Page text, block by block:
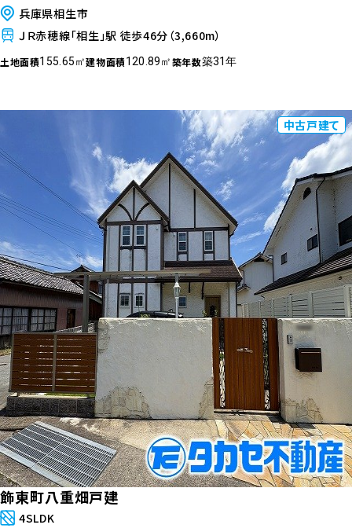
兵庫県相生市
ＪＲ赤穂線「相生」駅 徒歩46分（3,660m）
土地面積155.65㎡建物面積120.89㎡築年数築31年
中古戸建て
飾東町八重畑戸建
4SLDK